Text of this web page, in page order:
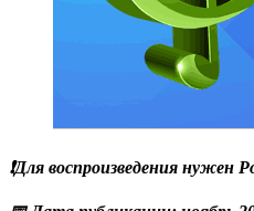
❗Для воспроизведения нужен